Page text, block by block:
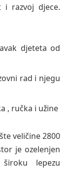
i razvoj djece.
djeteta od
rad i njegu
, ručka i užine
veličine 2800
je ozelenjen
lepezu